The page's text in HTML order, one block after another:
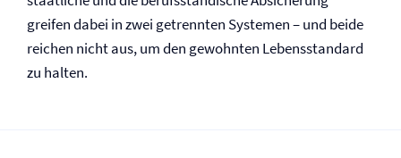
greifen dabei in zwei getrennten Systemen – und beide
reichen nicht aus, um den gewohnten Lebensstandard
zu halten.